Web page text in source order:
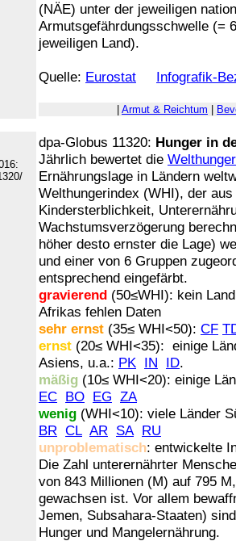
(NÄE) unter der jeweiligen
Armutsgefährdungsschwelle (=
jeweiligen Land).
Quelle: Eurostat Infografik-
Armut & Reichtum
dpa-Globus 11320: Hunger in
Jährlich bewertet die
Ernährungslage in Ländern
Welthungerindex (WHI), der
Kindersterblichkeit,
Wachstumsverzögerung
höher desto ernster die Lage)
und einer von 6 Gruppen
entsprechend eingefärbt.
gravierend (50≤WHI): kein
Afrikas fehlen Daten
sehr ernst (35≤ WHI<50): CF
ernst (20≤ WHI<35): einige
Asiens, u.a.: PK IN ID.
mäßig (10≤ WHI<20): einige
EC BO EG ZA
wenig (WHI<10): viele Länder
BR CL AR SA RU
unproblematisch: entwickelte
Die Zahl unterernährter
von 843 Millionen (M) auf 795
gewachsen ist. Vor allem
Jemen, Subsahara-Staaten)
Hunger und Mangelernährung.